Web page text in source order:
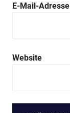
E-Mail-Adresse
Website